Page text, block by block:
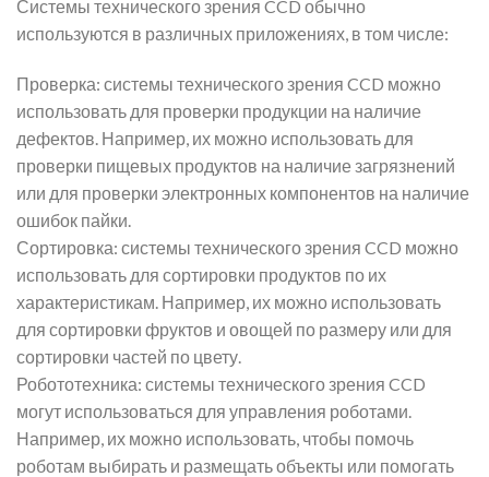
Системы технического зрения CCD обычно
используются в различных приложениях, в том числе:
Проверка: системы технического зрения CCD можно
использовать для проверки продукции на наличие
дефектов. Например, их можно использовать для
проверки пищевых продуктов на наличие загрязнений
или для проверки электронных компонентов на наличие
ошибок пайки.
Сортировка: системы технического зрения CCD можно
использовать для сортировки продуктов по их
характеристикам. Например, их можно использовать
для сортировки фруктов и овощей по размеру или для
сортировки частей по цвету.
Робототехника: системы технического зрения CCD
могут использоваться для управления роботами.
Например, их можно использовать, чтобы помочь
роботам выбирать и размещать объекты или помогать